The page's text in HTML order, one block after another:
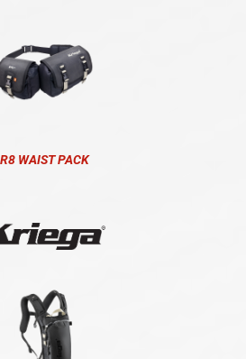
R8 WAIST PACK